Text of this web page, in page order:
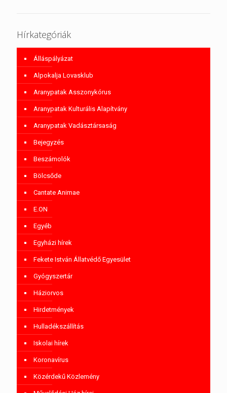
Hírkategóriák
Álláspályázat
Alpokalja Lovasklub
Aranypatak Asszonykórus
Aranypatak Kulturális Alapítvány
Aranypatak Vadásztársaság
Bejegyzés
Beszámolók
Bölcsőde
Cantate Animae
E.ON
Egyéb
Egyházi hírek
Fekete István Állatvédő Egyesület
Gyógyszertár
Háziorvos
Hirdetmények
Hulladékszállítás
Iskolai hírek
Koronavírus
Közérdekű Közlemény